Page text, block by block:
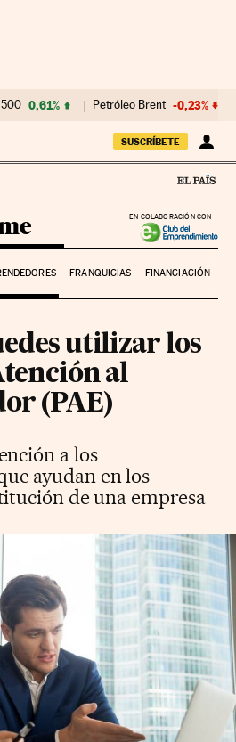
0,61% Petróleo Brent -0,23%
SUSCRÍBETE
EN COLABORACIÓN CON
FRANQUICIAS FINANCIACIÓN
utilizar los
al
(PAE)
a los
ayudan en los
de una empresa